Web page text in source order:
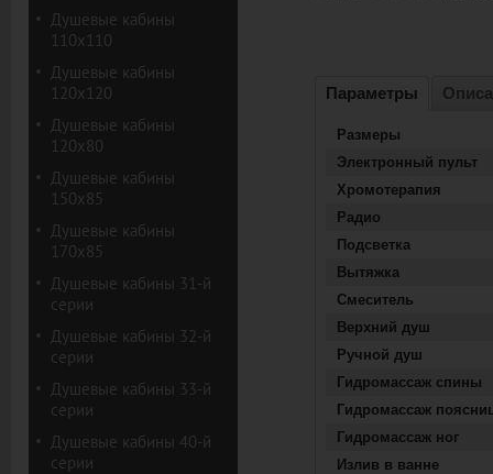
Параметры
Размеры
Электронный пульт
Хромотерапия
Радио
Подсветка
Вытяжка
Смеситель
Верхний душ
Ручной душ
Гидромассаж спины
Гидромассаж
Гидромассаж ног
Излив в ванне
Душевые кабины
110х110
Душевые кабины
120х120
Душевые кабины
120х80
Душевые кабины
150х85
Душевые кабины
170х85
Душевые кабины 31-й
серии
Душевые кабины 32-й
серии
Душевые кабины 33-й
серии
Душевые кабины 40-й
серии